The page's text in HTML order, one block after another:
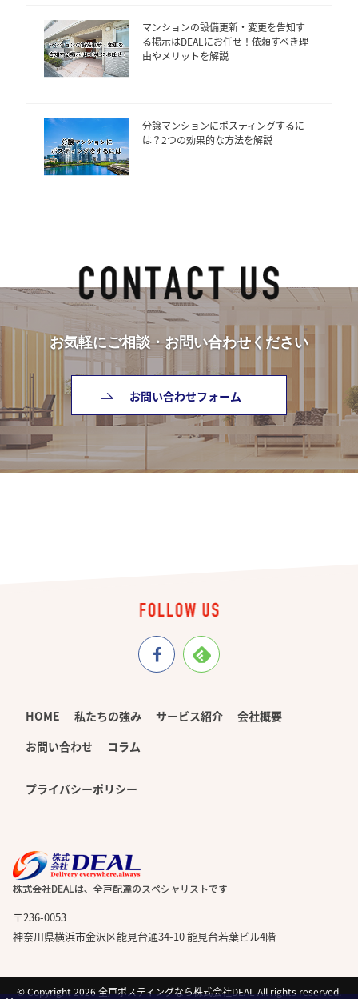
マンションの設備更新・変更を告知す
る掲示はDEALにお任せ！依頼すべき理
由やメリットを解説
分譲マンションにポスティングするに
は？2つの効果的な方法を解説
お気軽にご相談・お問い合わせください
お問い合わせフォーム
HOME 私たちの強み サービス紹介
会社概要
お問い合わせ
コラム
プライバシーポリシー
〒236-0053
神奈川県横浜市金沢区能見台通34-10 能見台若葉ビル4階
© Copyright 2026全戸ポスティングなら株式会社DEALAll rights reserved.